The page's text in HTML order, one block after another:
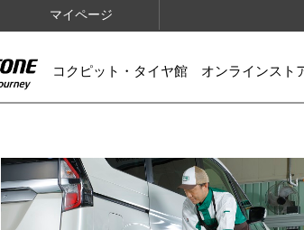
マイページ
コクピット・タイヤ館 オンラインスト
IMAGES